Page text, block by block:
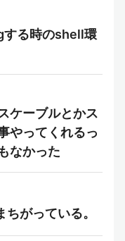
る時のshell環
ケーブルとかス
やってくれるっ
なかった
がっている。